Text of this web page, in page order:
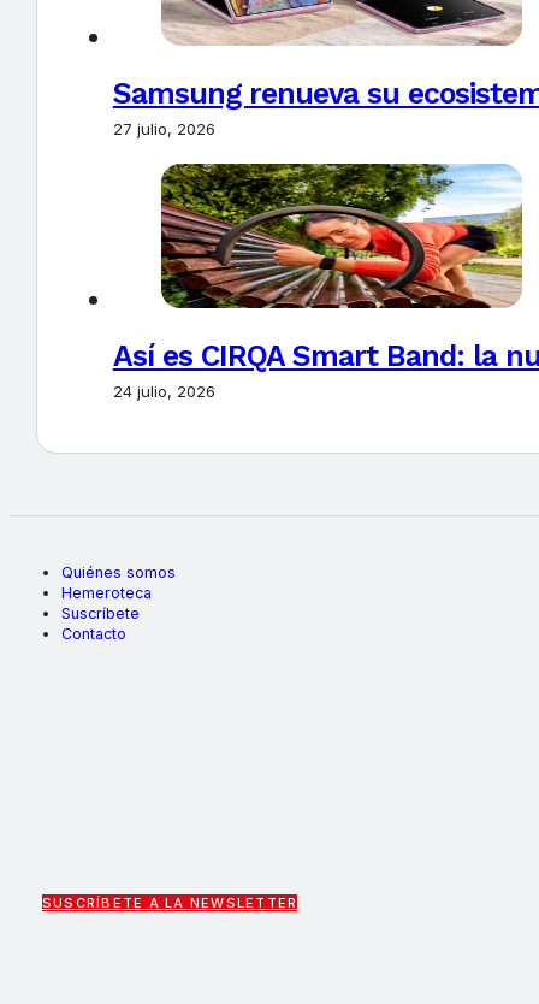
Samsung renueva su
27 julio, 2026
Así es CIRQA Smart Band: la
24 julio, 2026
Quiénes somos
Hemeroteca
Suscríbete
Contacto
SUSCRÍBETE A LA NEWSLETTER